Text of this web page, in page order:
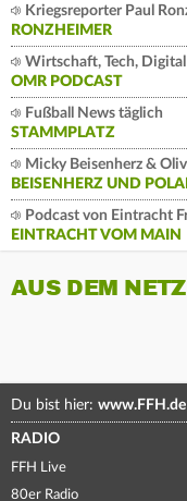
Kriegsreporter Paul
RONZHEIMER
Wirtschaft, Tech, Digital
OMR PODCAST
Fußball News täglich
STAMMPLATZ
Micky Beisenherz &
BEISENHERZ UND
Podcast von Eintracht
EINTRACHT VOM MAIN
AUS DEM NETZ
Du bist hier: www.FFH.de
RADIO
FFH Live
80er Radio